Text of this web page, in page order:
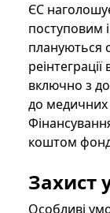
ЄС
поступовим
плануються
включно з
до медичних
коштом
Захист
Особливі